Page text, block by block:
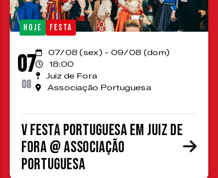
HOJE FESTA
07
08
07/08 (sex) - 09/08 (dom)
18:00
Juiz de Fora
Associação Portuguesa
V Festa Portuguesa em Juiz de
Fora @ Associação
Portuguesa